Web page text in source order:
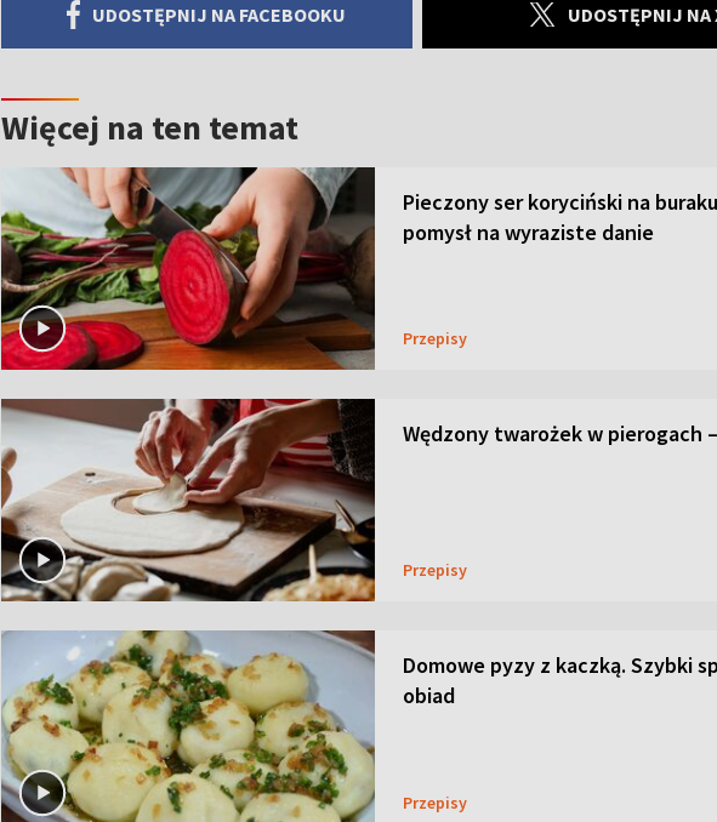
UDOSTĘPNIJ NA FACEBOOKU UDOSTĘPNIJ NA
Więcej na ten temat
Pieczony ser koryciński na
pomysł na wyraziste danie
Przepisy
Wędzony twarożek w pierogach
Przepisy
Domowe pyzy z kaczką. Szybki
obiad
Przepisy